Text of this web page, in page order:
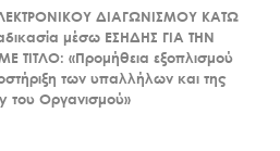
ΔΙΑΓΩΝΙΣΜΟΥ ΚΑΤΩ
μέσω ΕΣΗΔΗΣ ΓΙΑ ΤΗΝ
«Προμήθεια εξοπλισμού
των υπαλλήλων και της
του Οργανισμού»